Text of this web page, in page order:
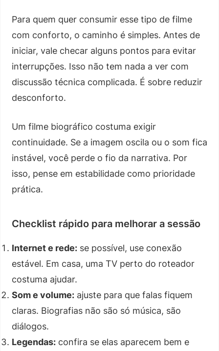
Para quem quer consumir esse tipo de filme
com conforto, o caminho é simples. Antes de
iniciar, vale checar alguns pontos para evitar
interrupções. Isso não tem nada a ver com
discussão técnica complicada. É sobre reduzir
desconforto.
Um filme biográfico costuma exigir
continuidade. Se a imagem oscila ou o som fica
instável, você perde o fio da narrativa. Por
isso, pense em estabilidade como prioridade
prática.
Checklist rápido para melhorar a sessão
Internet e rede: se possível, use conexão
estável. Em casa, uma TV perto do roteador
costuma ajudar.
Som e volume: ajuste para que falas fiquem
claras. Biografias não são só música, são
diálogos.
Legendas: confira se elas aparecem bem e